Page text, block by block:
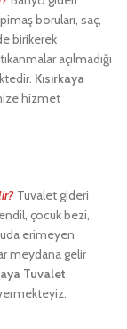
boruları, saç,
birikerek
açılmadığı
Kısırkaya
hizmet
Tuvalet gideri
çocuk bezi,
erimeyen
meydana gelir
Tuvalet